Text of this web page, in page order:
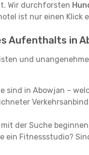
Wir durchforsten
ist nur einen Klick
Aufenthalts in
und
sind in Abowjan –
mit der Suche
ein Fitnessstudio?